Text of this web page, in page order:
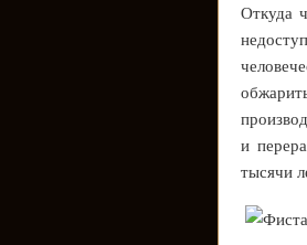
Откуда
и
тысячи